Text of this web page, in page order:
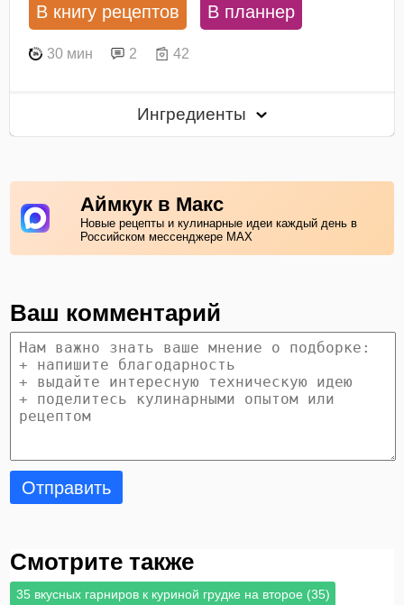
В книгу рецептов В планнер
30 мин 2 42
Ингредиенты
Аймкук в Макс
Новые рецепты и кулинарные идеи каждый день в
Российском мессенджере MAX
Ваш комментарий
Отправить
Смотрите также
35 вкусных гарниров к куриной грудке на второе (35)